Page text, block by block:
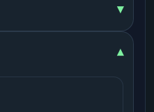
▾
▾